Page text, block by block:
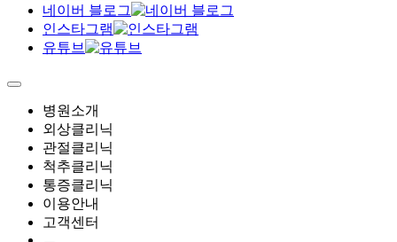
네이버 블로그
인스타그램
유튜브
병원소개
외상클리닉
관절클리닉
척추클리닉
통증클리닉
이용안내
고객센터